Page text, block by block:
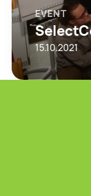
EVENT
15.10.2021